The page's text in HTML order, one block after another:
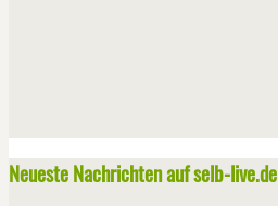
Neueste Nachrichten auf selb-live.de